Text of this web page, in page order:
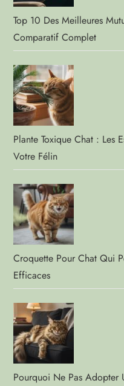
Top 10 Des Meilleures
Comparatif Complet
Plante Toxique Chat : Les
Votre Félin
Croquette Pour Chat Qui
Efficaces
Pourquoi Ne Pas Adopter